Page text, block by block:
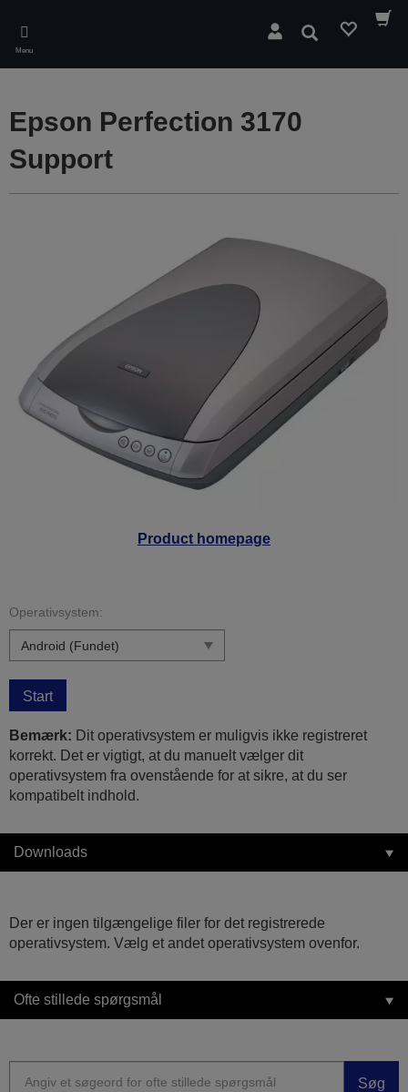
main
content
Menu
Søg
Product homepage
Epson Perfection 3170
Support
Operativsystem:
Start
Bemærk: Dit operativsystem er muligvis ikke registreret
korrekt. Det er vigtigt, at du manuelt vælger dit
operativsystem fra ovenstående for at sikre, at du ser
kompatibelt indhold.
Downloads
Der er ingen tilgængelige filer for det registrerede
operativsystem. Vælg et andet operativsystem ovenfor.
Ofte stillede spørgsmål
Søg